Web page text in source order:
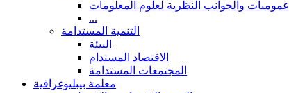
عموميات والجوانب النظرية لعلوم المعلومات
...
التنمية المستدامة
البيئة
الاقتصاد المستدام
المجتمعات المستدامة
معلمة بيبليوغرافية